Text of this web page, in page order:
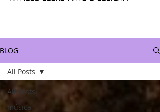
BLOG
All Posts
música
All Posts